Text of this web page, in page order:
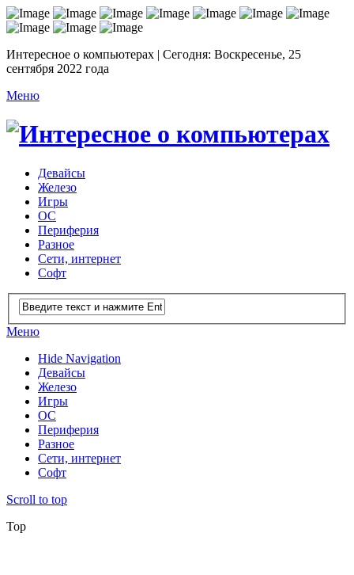
Интересное о компьютерах | Сегодня: Воскресенье, 25
сентября 2022 года
Меню
Девайсы
Железо
Игры
ОС
Периферия
Разное
Сети, интернет
Софт
Меню
Hide Navigation
Девайсы
Железо
Игры
ОС
Периферия
Разное
Сети, интернет
Софт
Scroll to top
Top